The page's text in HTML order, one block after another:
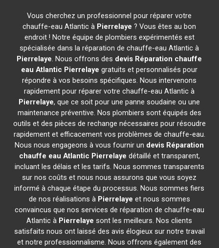
Vous cherchez un professionnel pour réparer votre
chauffe-eau Atlantic à Pierrelaye ? Vous êtes au bon
endroit ! Notre équipe de plombiers expérimentés est
spécialisée dans la réparation de chauffe-eau Atlantic à
Pierrelaye. Nous offrons des devis Réparation chauffe
eau Atlantic Pierrelaye gratuits et personnalisés pour
répondre à vos besoins spécifiques. Nous intervenons
rapidement pour réparer votre chauffe-eau Atlantic à
Pierrelaye, que ce soit pour une panne soudaine ou une
maintenance préventive. Nos plombiers sont équipés des
outils et des pièces de rechange nécessaires pour résoudre
rapidement et efficacement vos problèmes de chauffe-eau.
Nous nous engageons à vous fournir un devis Réparation
chauffe eau Atlantic Pierrelaye détaillé et transparent,
incluant les délais et les tarifs. Nous sommes transparents
sur nos coûts et nous nous assurons que vous soyez
informé à chaque étape du processus. Nous sommes fiers
de nos réalisations à Pierrelaye et nous sommes
convaincus que nos services de réparation de chauffe-eau
Atlantic à Pierrelaye sont les meilleurs. Nos clients
satisfaits nous ont laissé des avis élogieux sur notre travail
et notre professionnalisme. Nous offrons également des